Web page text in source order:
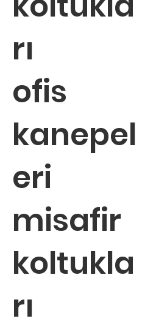
rı
ofis
kanepel
eri
misafir
koltukla
rı